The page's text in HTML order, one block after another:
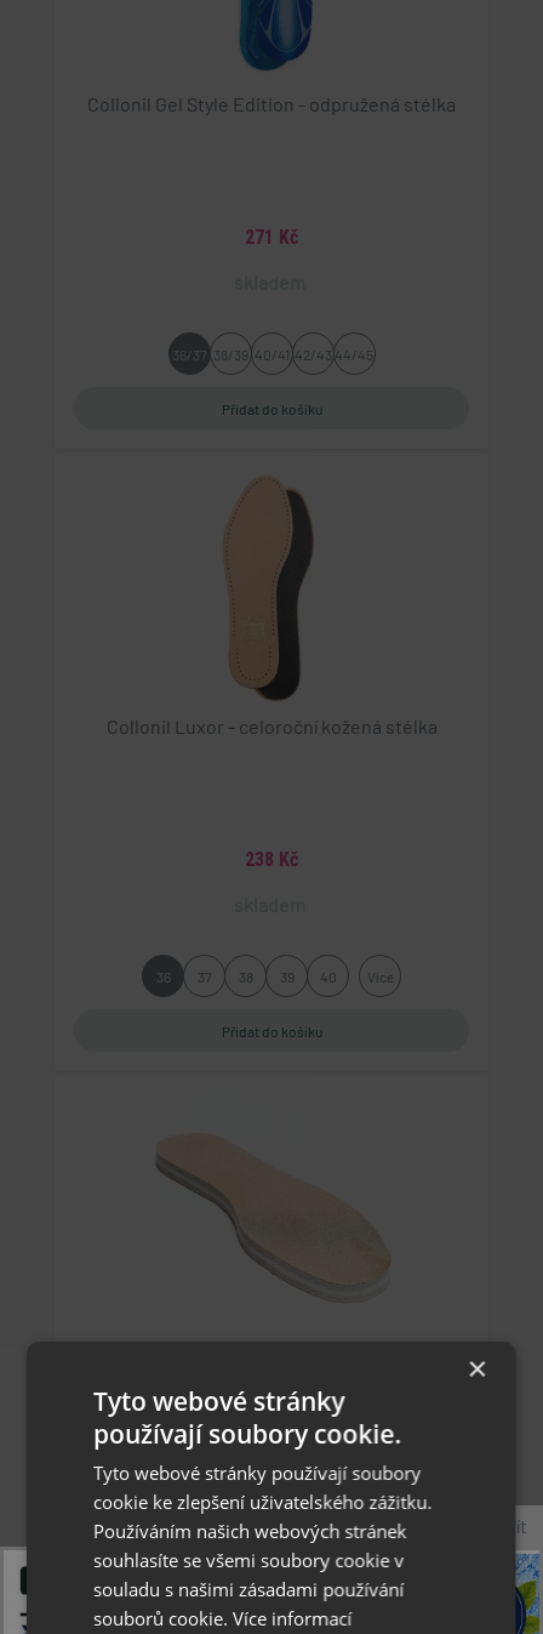
Collonil Gel Style Edition - odpružená stélka
271 Kč
36/37 38/39 40/41 42/43 44/45
Collonil Luxor - celoroční kožená stélka
238 Kč
36 37 38 39 40 Více
349 Kč
skladem
36 37 38 39 40 Více
Zavřít
×
Tyto webové stránky
používají soubory cookie.
Tyto webové stránky používají soubory
cookie ke zlepšení uživatelského zážitku.
Používáním našich webových stránek
souhlasíte se všemi soubory cookie v
souladu s našimi zásadami používání
souborů cookie. Více informací